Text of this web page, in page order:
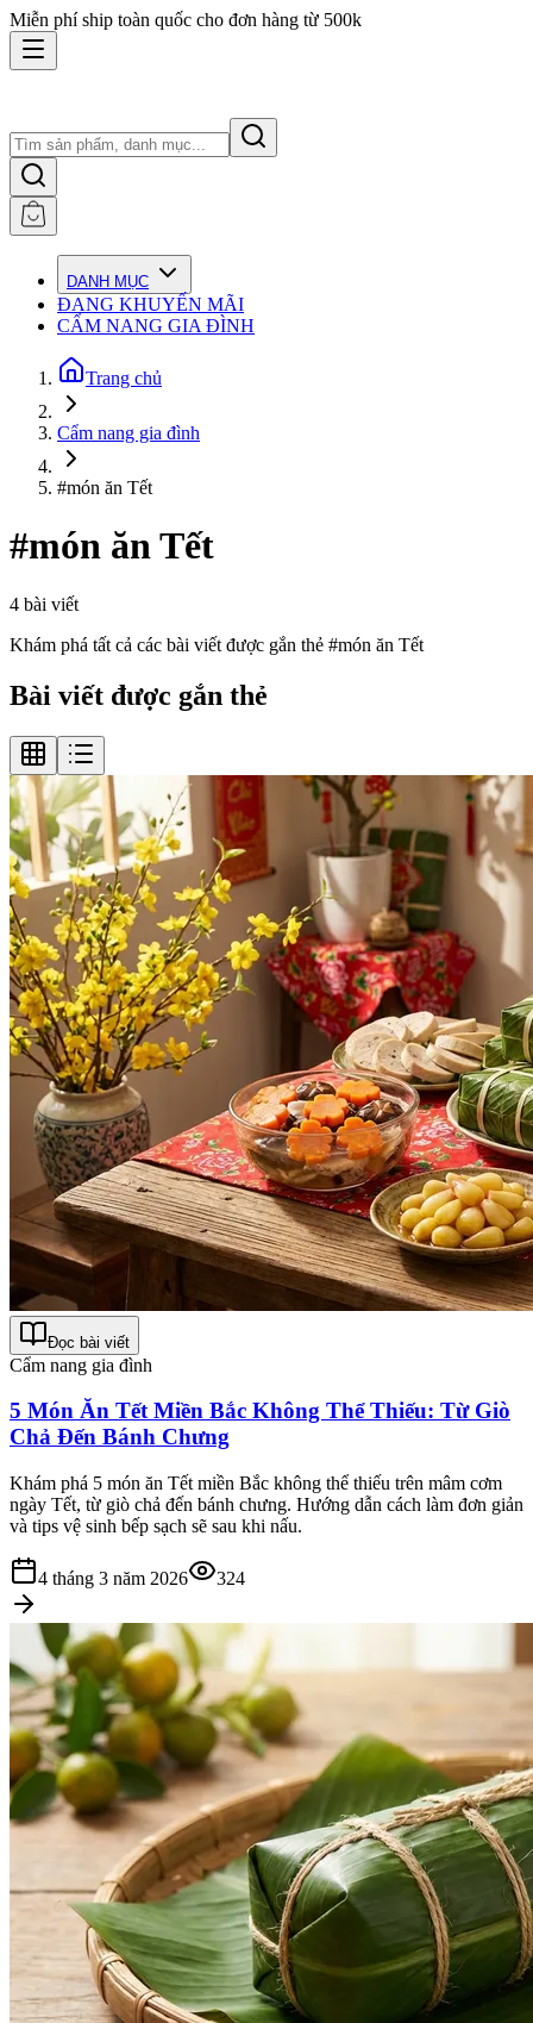
Miễn phí ship toàn quốc cho đơn hàng từ 500k
DANH MỤC
ĐANG KHUYẾN MÃI
CẨM NANG GIA ĐÌNH
Trang chủ
Cẩm nang gia đình
#món ăn Tết
#món ăn Tết
4 bài viết
Khám phá tất cả các bài viết được gắn thẻ #món ăn Tết
Bài viết được gắn thẻ
Đọc bài viết
Cẩm nang gia đình
5 Món Ăn Tết Miền Bắc Không Thể Thiếu: Từ Giò
Chả Đến Bánh Chưng
Khám phá 5 món ăn Tết miền Bắc không thể thiếu trên mâm cơm
ngày Tết, từ giò chả đến bánh chưng. Hướng dẫn cách làm đơn giản
và tips vệ sinh bếp sạch sẽ sau khi nấu.
4 tháng 3 năm 2026 324